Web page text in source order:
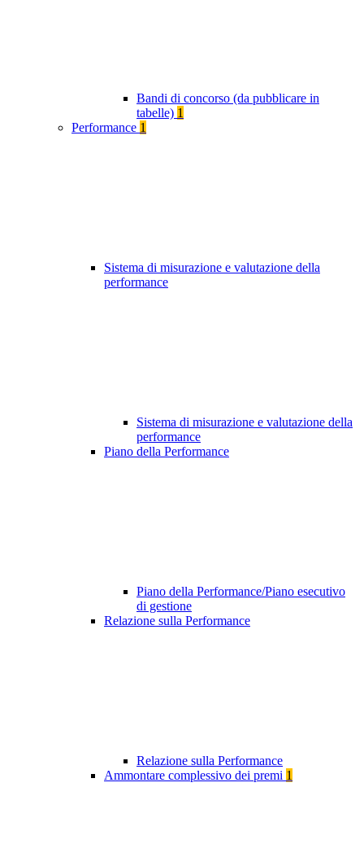
Bandi di concorso (da pubblicare in
tabelle) 1
Performance 1
Sistema di misurazione e valutazione della
performance
Sistema di misurazione e valutazione della
performance
Piano della Performance
Piano della Performance/Piano esecutivo
di gestione
Relazione sulla Performance
Relazione sulla Performance
Ammontare complessivo dei premi 1